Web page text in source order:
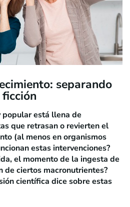
separando
está llena de
que retrasan o revierten el
(al menos en organismos
estas intervenciones?
el momento de la ingesta de
de ciertos macronutrientes?
científica dice sobre estas